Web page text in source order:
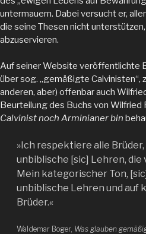
untermauern. Dabei versucht er,
die seine Thesen nicht
abzuservieren.
Auf seiner Website veröffentlichte
über sog. „gemäßigte Calvinisten“,
anderen, aber) offenbar auch
Beurteilung des Buchs von Wilfried
Calvinist noch Arminianer bin
»Ich respektiere alle Brüder,
unbiblische [sic] Lehren,
Mein kategorischer Ton,
unbiblische Lehren und auf
Brüder.«
Waldemar Boger, Was glauben